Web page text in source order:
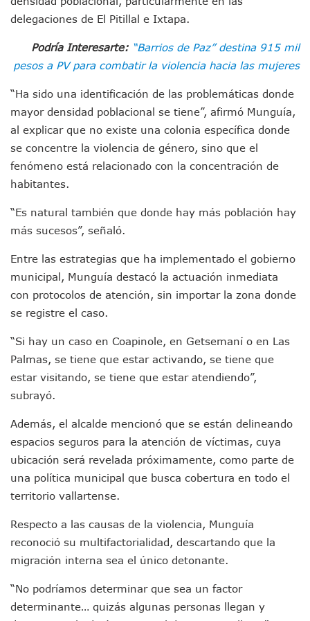
Munguía Es El Sexto Mejor Alcalde De Jalisco, Según
ATM Incorpora 20 Nuevos Camiones Al Corredor Bahía
Avenida Federación En Puerto Vallarta Registra 80% De
Caída De “El Mencho” Elevó Percepción De Inseguridad
Morenistas Imparten Taller En Puerto Vallarta
CEDHJ Señala Violaciones A Derechos De Víctima De
Ayutla Bajo Investigación Tras Reporte De Posible
Maleza Crece En Camellones De La Principal Avenida
Lluvias E Inundaciones No Detienen El Transporte Público
Huracán En Formación Podría Generar Oleaje Elevado En
Viajar A Puerto Vallarta Este Verano Puede Costar Hasta
Plantean “Ley Don Juanito” Al Diputado Federal Bruno
Vecinos De La Playita Reciben A Juan Carlos Castro
Asesinan En Oaxaca Al Periodista Francisco Alejandro
Detienen A Cuatro Hombres Armados En Bucerías;
Adultos Mayores De Ixtapa Tendrán Una “Casa De Día”
Mujeres Recorren Calles De Ixtapa Para Identificar
Bruno Blancas Convoca A Mesa De Análisis Para La
Playa Las Cocinas: Retiran Concesión Y Anuncian Plan De
Por Desaparición Forzada, Expolicías De Nayarit
“El Mayo” Zambada Es Condenado A Morir En Prisión En
Orgullo Vallartense: Zhoemí Luévanos Competirá En El
Brigada Forense Brindará Atención A Familias De
Pelea De Extranjera Durante Función De “La Odisea” En
Joven Esgrimista De Puerto Vallarta Asegura Lugar En El
Llegan Camiones “oruga” A Puerto Vallarta Con
Monzón Mexicano Causará Lluvias Muy Fuertes En
Acusado De Homicidio En El Tuito Permanecerá Un Año
delegaciones de El Pitillal e Ixtapa.
Podría Interesarte: “Barrios de Paz” destina 915 mil
pesos a PV para combatir la violencia hacia las mujeres
“Ha sido una identificación de las problemáticas donde
mayor densidad poblacional se tiene”, afirmó Munguía,
al explicar que no existe una colonia específica donde
se concentre la violencia de género, sino que el
fenómeno está relacionado con la concentración de
habitantes.
“Es natural también que donde hay más población hay
más sucesos”, señaló.
Entre las estrategias que ha implementado el gobierno
municipal, Munguía destacó la actuación inmediata
con protocolos de atención, sin importar la zona donde
se registre el caso.
“Si hay un caso en Coapinole, en Getsemaní o en Las
Palmas, se tiene que estar activando, se tiene que
estar visitando, se tiene que estar atendiendo”,
subrayó.
Además, el alcalde mencionó que se están delineando
espacios seguros para la atención de víctimas, cuya
ubicación será revelada próximamente, como parte de
una política municipal que busca cobertura en todo el
territorio vallartense.
Respecto a las causas de la violencia, Munguía
reconoció su multifactorialidad, descartando que la
migración interna sea el único detonante.
“No podríamos determinar que sea un factor
determinante… quizás algunas personas llegan y